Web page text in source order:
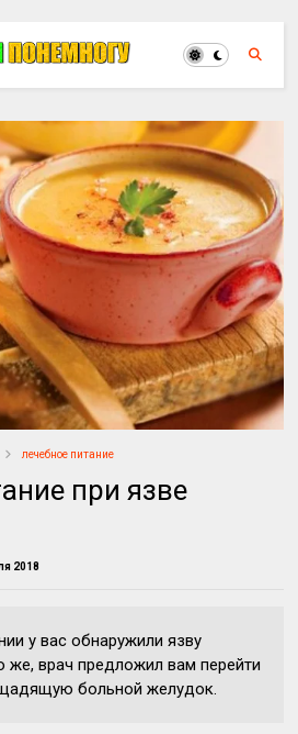
лечебное питание
при язве
2018
у вас обнаружили язву
же, врач предложил вам перейти
больной желудок.